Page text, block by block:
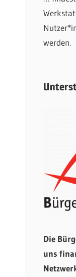
werden.
Die
uns